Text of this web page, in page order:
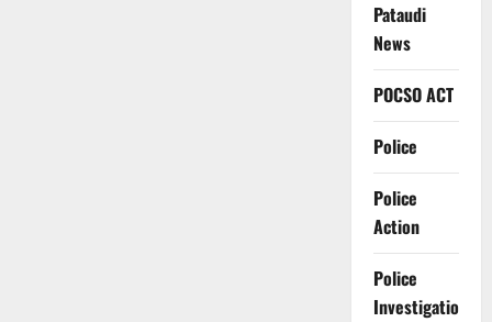
Pataudi
News
POCSO ACT
Police
Police
Action
Police
Investigation